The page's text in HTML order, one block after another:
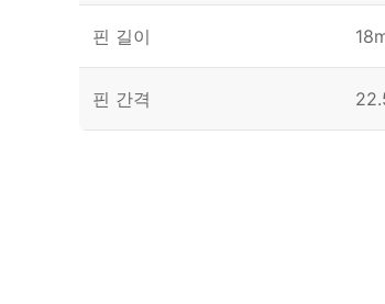
핀 길이
핀 간격